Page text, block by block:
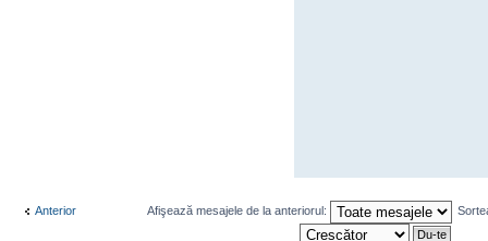
Anterior Afişează mesajele de la anteriorul: